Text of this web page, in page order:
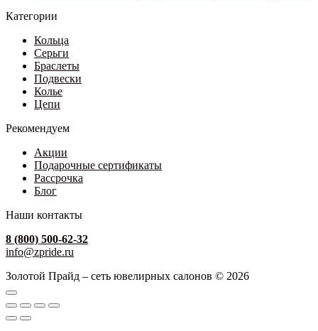
Категории
Кольца
Серьги
Браслеты
Подвески
Колье
Цепи
Рекомендуем
Акции
Подарочные сертификаты
Рассрочка
Блог
Наши контакты
8 (800) 500-62-32
info@zpride.ru
Золотой Прайд – сеть ювелирных салонов © 2026